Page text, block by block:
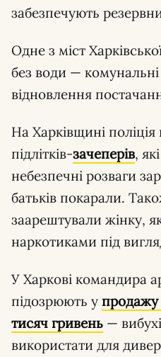
забезпечують
Одне з міст
без води —
відновлення
На Харківщині
підлітків-зачеперів,
небезпечні розваги
батьків покарали.
заарештували жінку,
наркотиками під
У Харкові командира
підозрюють у продажу
тисяч гривень —
використати для